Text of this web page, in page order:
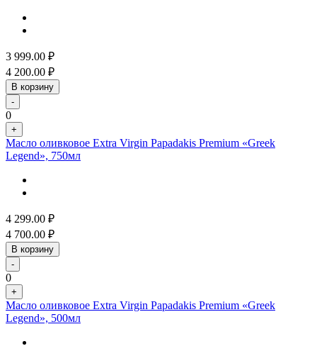
3 999.00 ₽
4 200.00 ₽
В корзину
-
0
+
Масло оливковое Extra Virgin Papadakis Premium «Greek
Legend», 750мл
4 299.00 ₽
4 700.00 ₽
В корзину
-
0
+
Масло оливковое Extra Virgin Papadakis Premium «Greek
Legend», 500мл